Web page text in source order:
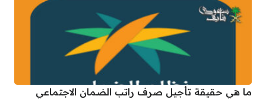
ما هي حقيقة تأجيل صرف راتب الضمان الاجتماعي